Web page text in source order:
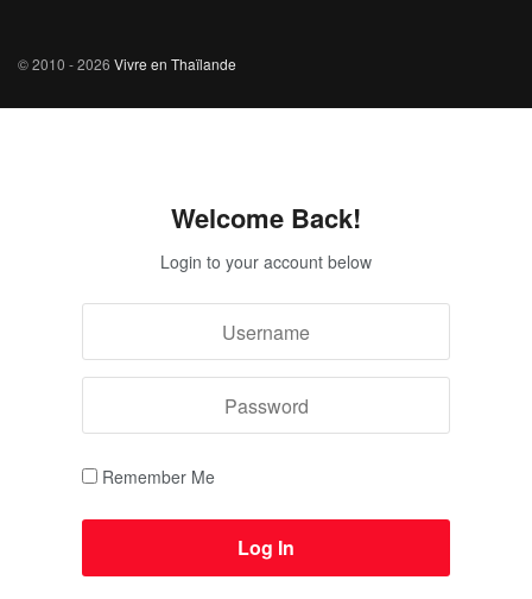
© 2010 - 2026 Vivre en Thaïlande
Welcome Back!
Login to your account below
Remember Me